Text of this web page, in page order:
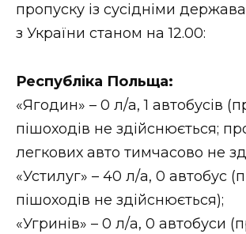
НОВИНИ ЗАХІДНОЇ
ФОТО
пропуску із сусідніми
з України станом на 12.00:
Республіка Польща:
«Ягодин» – 0 л/а, 1 автобусів
пішоходів не здійснюється;
легкових авто тимчасово не
«Устилуг» – 40 л/а, 0 автобус
пішоходів не здійснюється);
«Угринів» – 0 л/а, 0 автобуси